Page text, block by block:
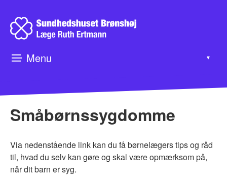
Menu ▼
Småbørnssygdomme
Via nedenstående link kan du få børnelægers tips og råd
til, hvad du selv kan gøre og skal være opmærksom på,
når dit barn er syg.